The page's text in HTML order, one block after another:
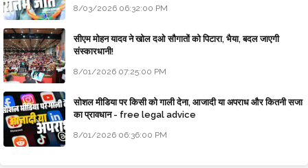
8/03/2026 06:32:00 PM
सीएम मोहन यादव ने खोल दओ सौगातों को पिटारा, भैया, बदल जाएगी
संस्कारधानी!
8/01/2026 07:25:00 PM
सोशल मीडिया पर किसी को गाली देना, आजादी या अपराध और कितनी सजा
का प्रावधान - free legal advice
8/01/2026 06:36:00 PM